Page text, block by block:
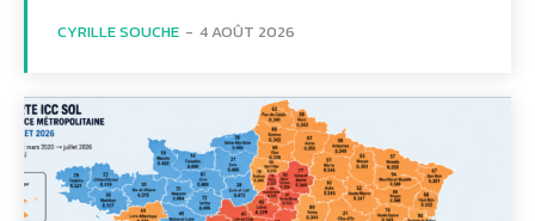
CYRILLE SOUCHE - 4 AOÛT 2026